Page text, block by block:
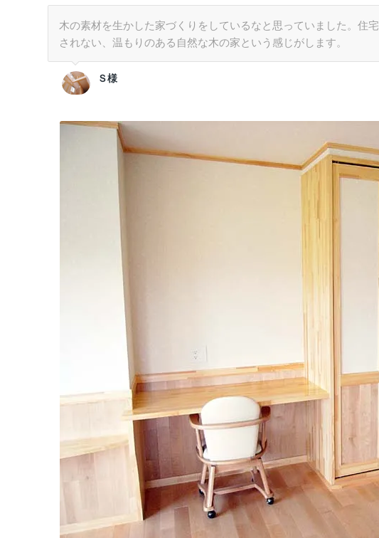
木の素材を生かした家づくりをしているなと思っていました。住
されない、温もりのある自然な木の家という感じがします。
Ｓ様